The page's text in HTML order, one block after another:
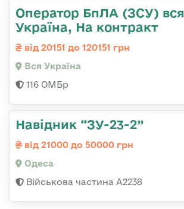
Оператор БпЛА (ЗСУ) вся
Україна, На контракт
від 20151 до 120151 грн
Вся Україна
116 ОМБр
Навідник “ЗУ-23-2”
від 21000 до 50000 грн
Одеса
Військова частина А2238